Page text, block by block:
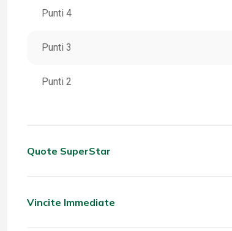
Punti 4
Punti 3
Punti 2
Quote SuperStar
5 Stella
Vincite Immediate